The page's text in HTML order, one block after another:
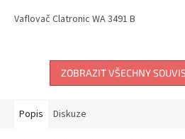
Vaflovač Clatronic WA 3491 B
ZOBRAZIT VŠECHNY
Popis Diskuze